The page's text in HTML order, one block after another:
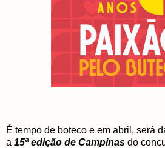
É tempo de boteco e em abril, será
a 15ª edição de Campinas do